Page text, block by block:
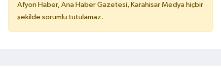
Afyon Haber, Ana Haber Gazetesi, Karahisar Medya hiçbir
şekilde sorumlu tutulamaz.